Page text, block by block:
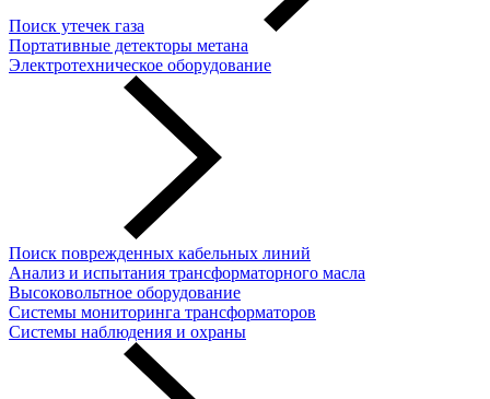
Поиск утечек газа
Портативные детекторы метана
Электротехническое оборудование
Поиск поврежденных кабельных линий
Анализ и испытания трансформаторного масла
Высоковольтное оборудование
Системы мониторинга трансформаторов
Системы наблюдения и охраны